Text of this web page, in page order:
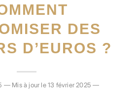
DES
D’EUROS ?
— Mis à jour le 13 février 2025 —